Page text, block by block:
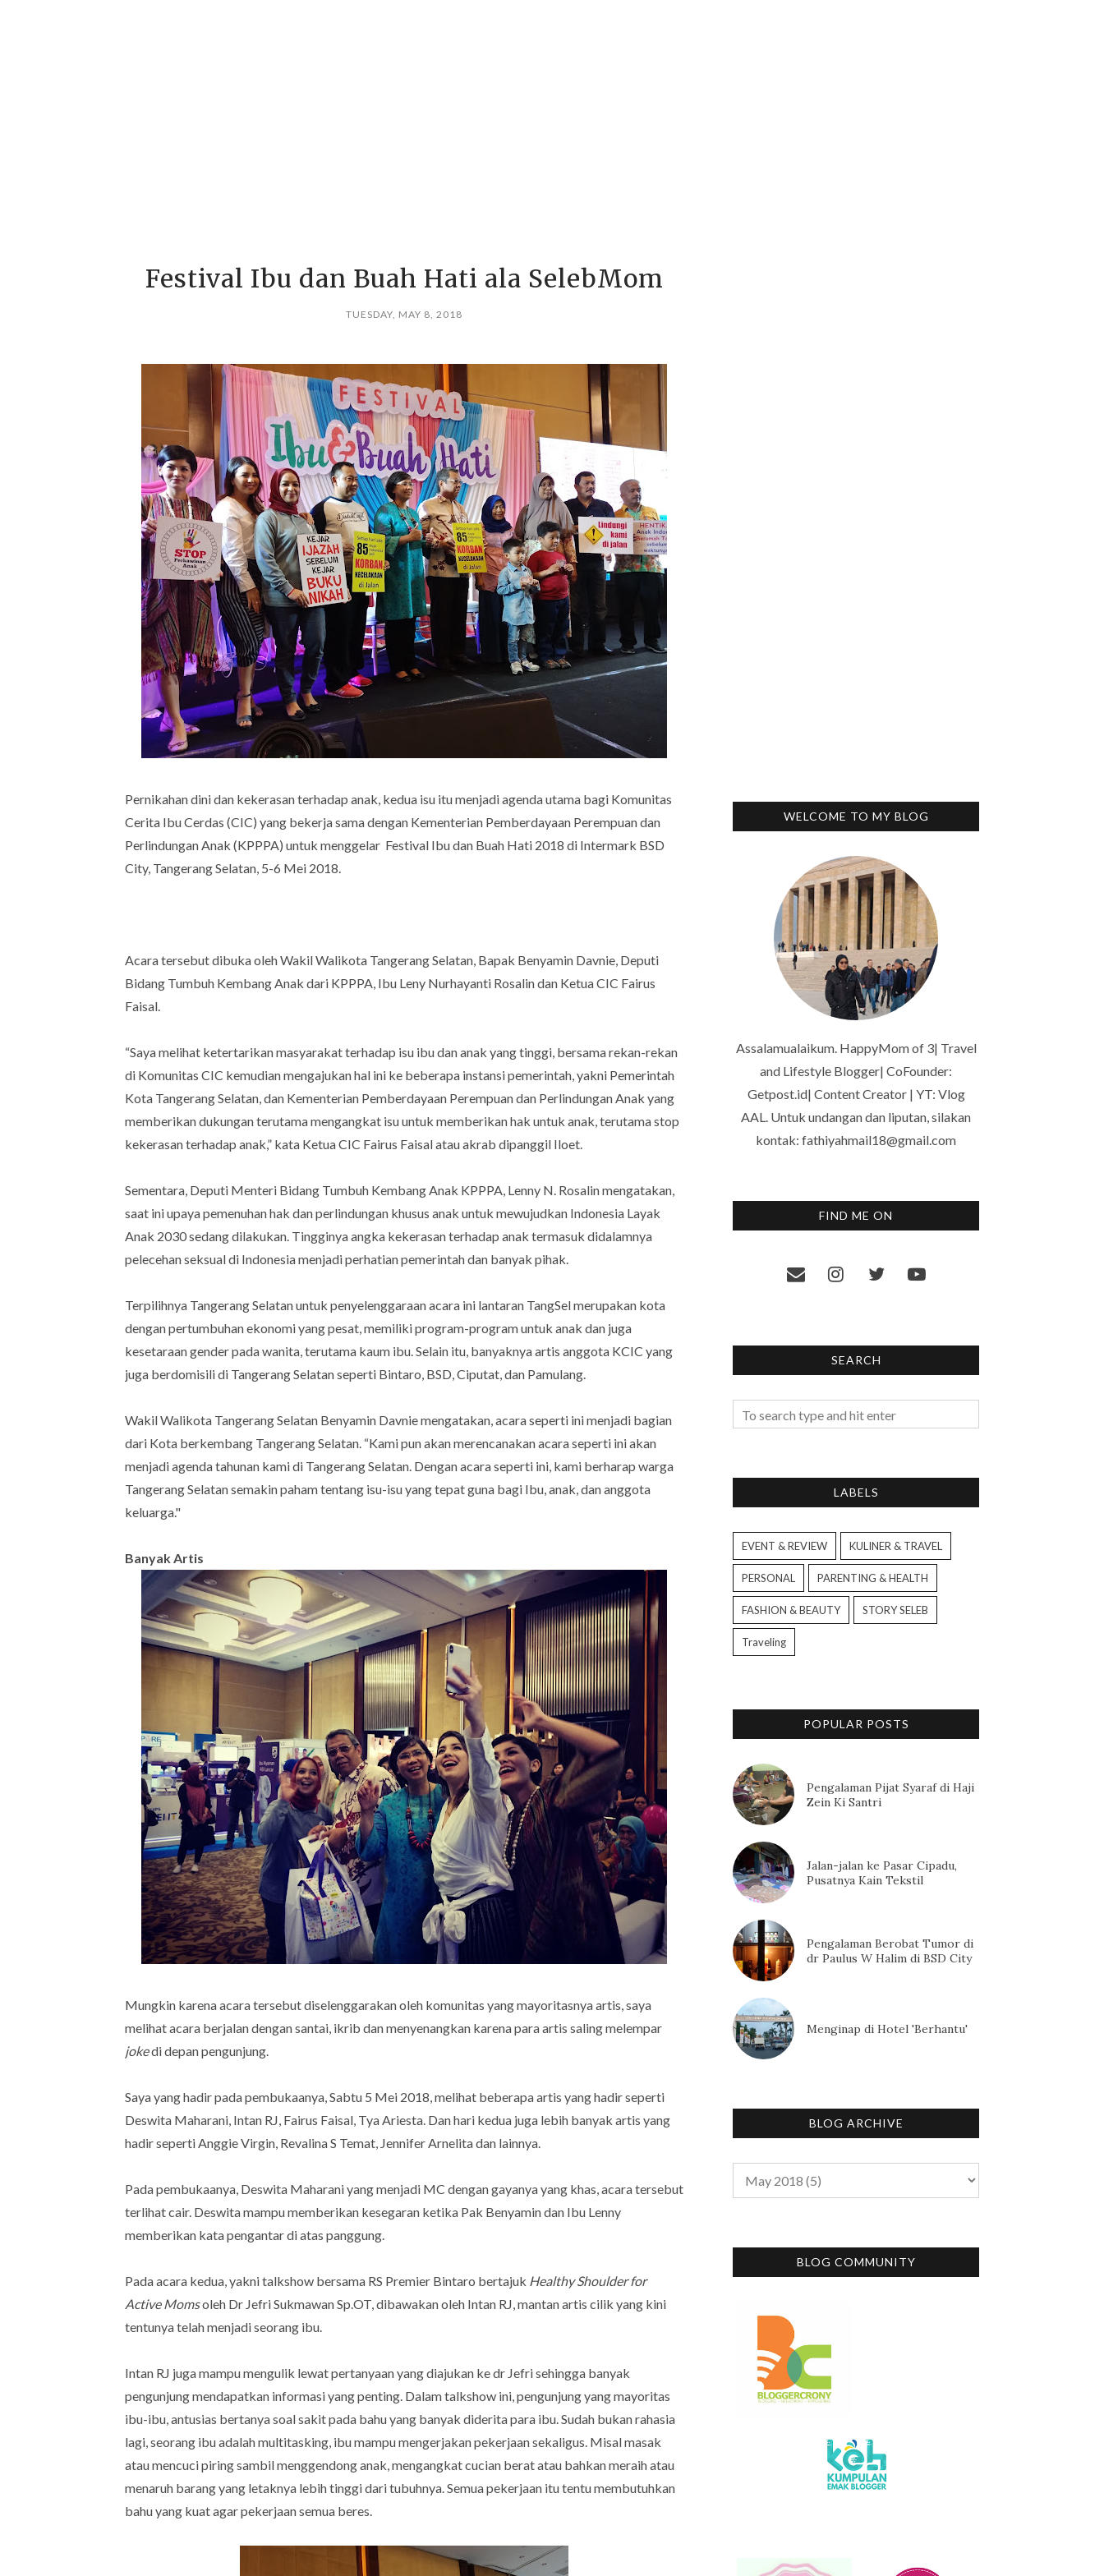
Festival Ibu dan Buah Hati ala SelebMom
TUESDAY, MAY 8, 2018
Pernikahan dini dan kekerasan terhadap anak, kedua isu itu menjadi agenda utama bagi Komunitas
Cerita Ibu Cerdas (CIC) yang bekerja sama dengan Kementerian Pemberdayaan Perempuan dan
Perlindungan Anak (KPPPA) untuk menggelar Festival Ibu dan Buah Hati 2018 di Intermark BSD
City, Tangerang Selatan, 5-6 Mei 2018.
Acara tersebut dibuka oleh Wakil Walikota Tangerang Selatan, Bapak Benyamin Davnie, Deputi
Bidang Tumbuh Kembang Anak dari KPPPA, Ibu Leny Nurhayanti Rosalin dan Ketua CIC Fairus
Faisal.
“Saya melihat ketertarikan masyarakat terhadap isu ibu dan anak yang tinggi, bersama rekan-rekan
di Komunitas CIC kemudian mengajukan hal ini ke beberapa instansi pemerintah, yakni Pemerintah
Kota Tangerang Selatan, dan Kementerian Pemberdayaan Perempuan dan Perlindungan Anak yang
memberikan dukungan terutama mengangkat isu untuk memberikan hak untuk anak, terutama stop
kekerasan terhadap anak,” kata Ketua CIC Fairus Faisal atau akrab dipanggil Iloet.
Sementara, Deputi Menteri Bidang Tumbuh Kembang Anak KPPPA, Lenny N. Rosalin mengatakan,
saat ini upaya pemenuhan hak dan perlindungan khusus anak untuk mewujudkan Indonesia Layak
Anak 2030 sedang dilakukan. Tingginya angka kekerasan terhadap anak termasuk didalamnya
pelecehan seksual di Indonesia menjadi perhatian pemerintah dan banyak pihak.
Terpilihnya Tangerang Selatan untuk penyelenggaraan acara ini lantaran TangSel merupakan kota
dengan pertumbuhan ekonomi yang pesat, memiliki program-program untuk anak dan juga
kesetaraan gender pada wanita, terutama kaum ibu. Selain itu, banyaknya artis anggota KCIC yang
juga berdomisili di Tangerang Selatan seperti Bintaro, BSD, Ciputat, dan Pamulang.
Wakil Walikota Tangerang Selatan Benyamin Davnie mengatakan, acara seperti ini menjadi bagian
dari Kota berkembang Tangerang Selatan. “Kami pun akan merencanakan acara seperti ini akan
menjadi agenda tahunan kami di Tangerang Selatan. Dengan acara seperti ini, kami berharap warga
Tangerang Selatan semakin paham tentang isu-isu yang tepat guna bagi Ibu, anak, dan anggota
keluarga."
Banyak Artis
Mungkin karena acara tersebut diselenggarakan oleh komunitas yang mayoritasnya artis, saya
melihat acara berjalan dengan santai, ikrib dan menyenangkan karena para artis saling melempar
jokedi depan pengunjung.
Saya yang hadir pada pembukaanya, Sabtu 5 Mei 2018, melihat beberapa artis yang hadir seperti
Deswita Maharani, Intan RJ, Fairus Faisal, Tya Ariesta. Dan hari kedua juga lebih banyak artis yang
hadir seperti Anggie Virgin, Revalina S Temat, Jennifer Arnelita dan lainnya.
Pada pembukaanya, Deswita Maharani yang menjadi MC dengan gayanya yang khas, acara tersebut
terlihat cair. Deswita mampu memberikan kesegaran ketika Pak Benyamin dan Ibu Lenny
memberikan kata pengantar di atas panggung.
Pada acara kedua, yakni talkshow bersama RS Premier Bintaro bertajuk Healthy Shoulder for
Active Momsoleh Dr Jefri Sukmawan Sp.OT, dibawakan oleh Intan RJ, mantan artis cilik yang kini
tentunya telah menjadi seorang ibu.
Intan RJ juga mampu mengulik lewat pertanyaan yang diajukan ke dr Jefri sehingga banyak
pengunjung mendapatkan informasi yang penting. Dalam talkshow ini, pengunjung yang mayoritas
ibu-ibu, antusias bertanya soal sakit pada bahu yang banyak diderita para ibu. Sudah bukan rahasia
lagi, seorang ibu adalah multitasking, ibu mampu mengerjakan pekerjaan sekaligus. Misal masak
atau mencuci piring sambil menggendong anak, mengangkat cucian berat atau bahkan meraih atau
menaruh barang yang letaknya lebih tinggi dari tubuhnya. Semua pekerjaan itu tentu membutuhkan
bahu yang kuat agar pekerjaan semua beres.
WELCOME TO MY BLOG
Assalamualaikum. HappyMom of 3| Travel
and Lifestyle Blogger| CoFounder:
Getpost.id| Content Creator | YT: Vlog
AAL. Untuk undangan dan liputan, silakan
kontak: fathiyahmail18@gmail.com
FIND ME ON
SEARCH
LABELS
EVENT & REVIEW KULINER & TRAVEL
PERSONAL PARENTING & HEALTH
FASHION & BEAUTY STORY SELEB
Traveling
POPULAR POSTS
Pengalaman Pijat Syaraf di Haji
Zein Ki Santri
Jalan-jalan ke Pasar Cipadu,
Pusatnya Kain Tekstil
Pengalaman Berobat Tumor di
dr Paulus W Halim di BSD City
Menginap di Hotel 'Berhantu'
BLOG ARCHIVE
BLOG COMMUNITY